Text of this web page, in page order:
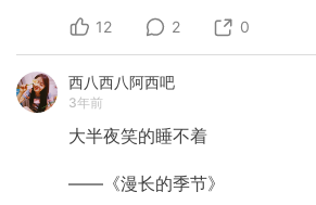
12 2 0
西八西八阿西吧
3年前
大半夜笑的睡不着
——《漫长的季节》